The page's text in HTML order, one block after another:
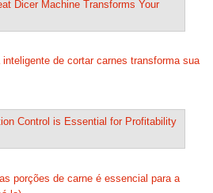
de cortar carnes transforma sua
porções de carne é essencial para a